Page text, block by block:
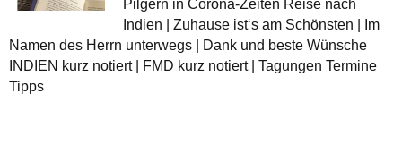
Pilgern in Corona-Zeiten Reise nach
Indien | Zuhause ist‘s am Schönsten | Im
Namen des Herrn unterwegs | Dank und beste Wünsche
INDIEN kurz notiert | FMD kurz notiert | Tagungen Termine
Tipps